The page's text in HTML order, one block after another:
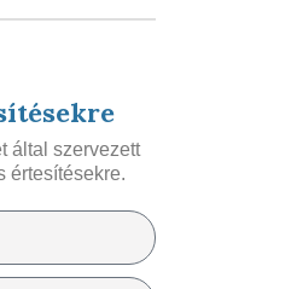
által szervezett
értesítésekre.